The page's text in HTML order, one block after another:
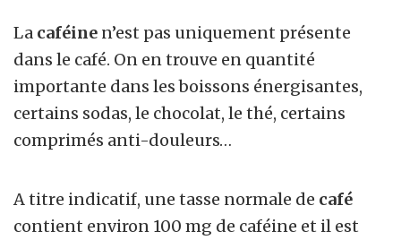
La caféine n’est pas uniquement présente
dans le café. On en trouve en quantité
importante dans les boissons énergisantes,
certains sodas, le chocolat, le thé, certains
comprimés anti-douleurs…
A titre indicatif, une tasse normale de café
contient environ 100 mg de caféine et il est